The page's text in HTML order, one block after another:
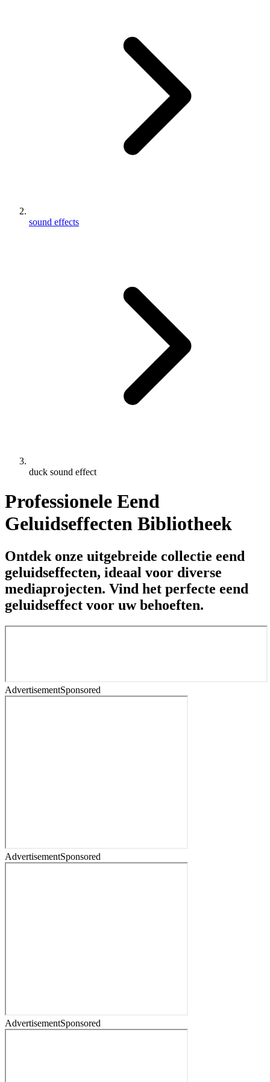
sound effects
duck sound effect
Professionele Eend
Geluidseffecten Bibliotheek
Ontdek onze uitgebreide collectie eend
geluidseffecten, ideaal voor diverse
mediaprojecten. Vind het perfecte eend
geluidseffect voor uw behoeften.
AdvertisementSponsored
AdvertisementSponsored
AdvertisementSponsored